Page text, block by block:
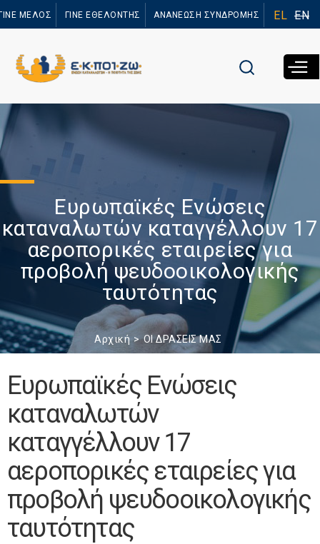
προς το
ΜΕΛΟΣ ΓΙΝΕ ΕΘΕΛΟΝΤΗΣ ΑΝΑΝΕΩΣΗ ΣΥΝΔΡΟΜΗΣ EL EN
Ευρωπαϊκές Ενώσεις
καταναλωτών καταγγέλλουν 17
αεροπορικές εταιρείες για
προβολή ψευδοοικολογικής
ταυτότητας
Αρχική ΟΙ ΔΡΑΣΕΙΣ ΜΑΣ
Ευρωπαϊκές Ενώσεις
καταναλωτών
καταγγέλλουν 17
αεροπορικές εταιρείες για
προβολή ψευδοοικολογικής
ταυτότητας